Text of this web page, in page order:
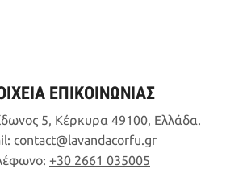
ΕΠΙΚΟΙΝΩΝΙΑΣ
5, Κέρκυρα 49100, Ελλάδα.
contact lavandacorfu gr
+30 2661 035005